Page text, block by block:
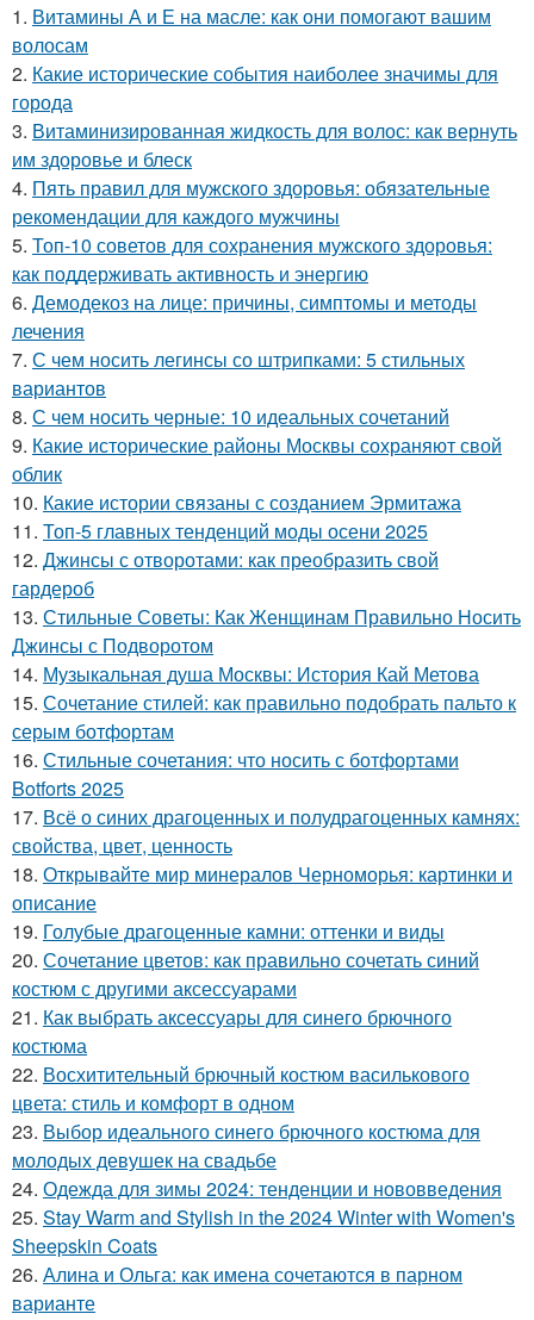
1. Витамины А и Е на масле: как они помогают вашим
волосам
2. Какие исторические события наиболее значимы для
города
3. Витаминизированная жидкость для волос: как вернуть
им здоровье и блеск
4. Пять правил для мужского здоровья: обязательные
рекомендации для каждого мужчины
5. Топ-10 советов для сохранения мужского здоровья:
как поддерживать активность и энергию
6. Демодекоз на лице: причины, симптомы и методы
лечения
7. С чем носить легинсы со штрипками: 5 стильных
вариантов
8. С чем носить черные: 10 идеальных сочетаний
9. Какие исторические районы Москвы сохраняют свой
облик
10. Какие истории связаны с созданием Эрмитажа
11. Топ-5 главных тенденций моды осени 2025
12. Джинсы с отворотами: как преобразить свой
гардероб
13. Стильные Советы: Как Женщинам Правильно Носить
Джинсы с Подворотом
14. Музыкальная душа Москвы: История Кай Метова
15. Сочетание стилей: как правильно подобрать пальто к
серым ботфортам
16. Стильные сочетания: что носить с ботфортами
Botforts 2025
17. Всё о синих драгоценных и полудрагоценных камнях:
свойства, цвет, ценность
18. Открывайте мир минералов Черноморья: картинки и
описание
19. Голубые драгоценные камни: оттенки и виды
20. Сочетание цветов: как правильно сочетать синий
костюм с другими аксессуарами
21. Как выбрать аксессуары для синего брючного
костюма
22. Восхитительный брючный костюм василькового
цвета: стиль и комфорт в одном
23. Выбор идеального синего брючного костюма для
молодых девушек на свадьбе
24. Одежда для зимы 2024: тенденции и нововведения
25. Stay Warm and Stylish in the 2024 Winter with Women's
Sheepskin Coats
26. Алина и Ольга: как имена сочетаются в парном
варианте